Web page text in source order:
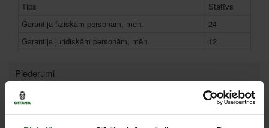
Tips
Statīvs
Garantija fiziskām personām, mēn.
24
Garantija juridiskām personām, mēn.
12
Piederumi